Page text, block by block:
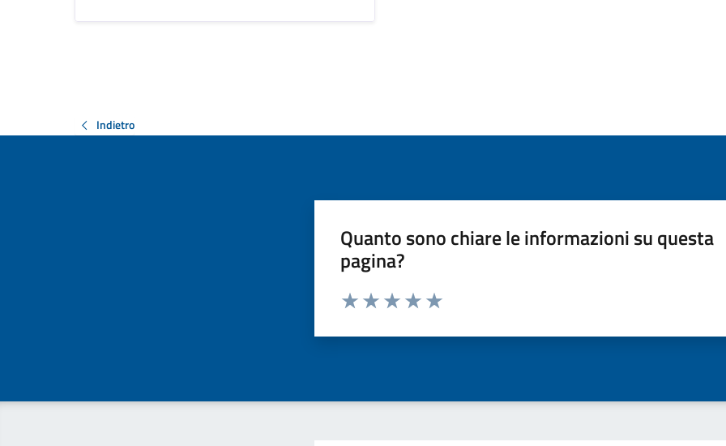
Indietro
Quanto sono chiare le informazioni su questa
pagina?
Valuta da 1 a 5 stelle la pagina